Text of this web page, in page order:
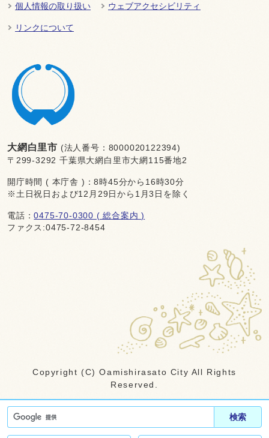
検索
個人情報の取り扱い ウェブアクセシビリティ
リンクについて
大網白里市 (法人番号：8000020122394)
〒299-3292 千葉県大網白里市大網115番地2
開庁時間 ( 本庁舎 )：8時45分から16時30分
※土日祝日および12月29日から1月3日を除く
電話：0475-70-0300 ( 総合案内 )
ファクス:0475-72-8454
Copyright (C) Oamishirasato City All Rights
Reserved.